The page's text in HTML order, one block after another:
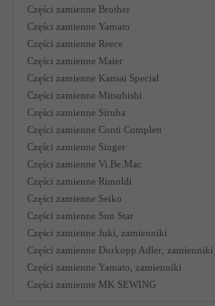
Części zamienne Brother
Części zamienne Yamato
Części zamienne Reece
Części zamienne Maier
Części zamienne Kansai Special
Części zamienne Mitsubishi
Części zamienne Siruba
Części zamienne Conti Complett
Części zamienne Singer
Części zamienne Vi.Be.Mac
Części zamienne Rimoldi
Części zamienne Seiko
Części zamienne Sun Star
Części zamienne Juki, zamienniki
Części zamienne Durkopp Adler, zamienniki
Części zamienne Yamato, zamienniki
Części zamienne MK SEWING